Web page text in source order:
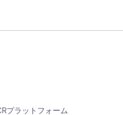
プラットフォーム